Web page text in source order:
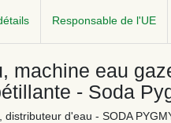
Responsable de l'UE
machine eau
- Soda
d'eau - SODA